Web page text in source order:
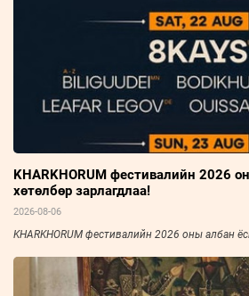
KHARKHORUM фестивалийн 2026
хөтөлбөр зарлагдлаа!
2026-08-06
KHARKHORUM фестивалийн 2026 оны албан